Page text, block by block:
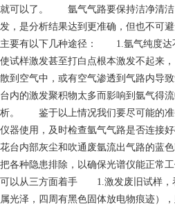
就可以了。 氩气气路要保持洁净清洁
发，是分析结果达到更准确，但也不可
主要有以下几种途径： 1.氩气纯度达
使试样激发甚至打白点根本激发不起
散到空气中，或有空气渗透到气路内
台内的激发聚积物太多而影响到氩气得
析。 鉴于以上情况我们要尽可能的准
仪器使用，及时检查氩气气路是否连接
花台内部灰尘和吹通废氩流出气路的蓝
把各种隐患排除，以确保光谱仪能正
可以从三方面着手 1.激发废旧试样，
属光泽，四周有黑色固体放电物痕迹）